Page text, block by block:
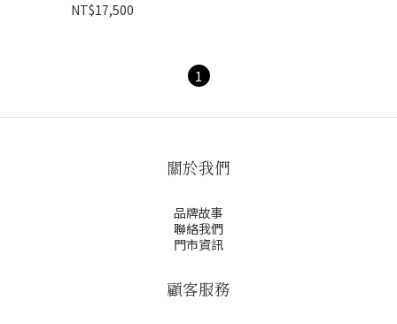
NT$17,500
1
關於我們
品牌故事
聯絡我們
門市資訊
顧客服務